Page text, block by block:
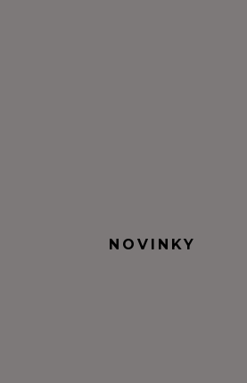
NOVINKY